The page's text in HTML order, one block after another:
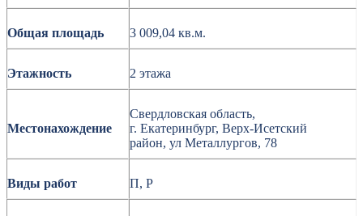
Общая площадь 3 009,04 кв.м.
Этажность 2 этажа
Местонахождение
Свердловская область,
г. Екатеринбург, Верх-Исетский
район, ул Металлургов, 78
Виды работ П, Р